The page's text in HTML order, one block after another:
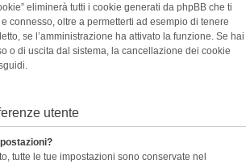
eliminerà tutti i cookie generati da phpBB che ti
connesso, oltre a permetterti ad esempio di tenere
se l’amministrazione ha attivato la funzione. Se hai
o di uscita dal sistema, la cancellazione dei cookie
utente
tutte le tue impostazioni sono conservate nel